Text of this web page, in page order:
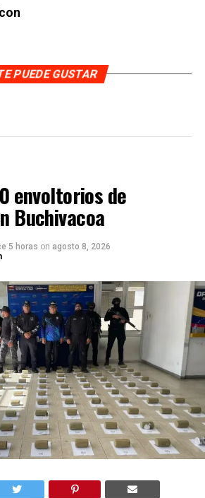
PUEDE GUSTAR
envoltorios de
Buchivacoa
5 horas on agosto 8, 2026